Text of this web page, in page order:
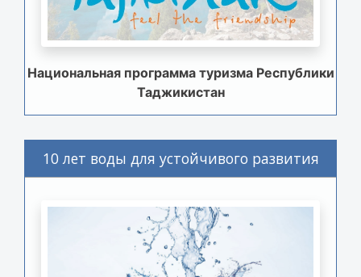
Национальная программа туризма Республики
Таджикистан
10 лет воды для устойчивого развития